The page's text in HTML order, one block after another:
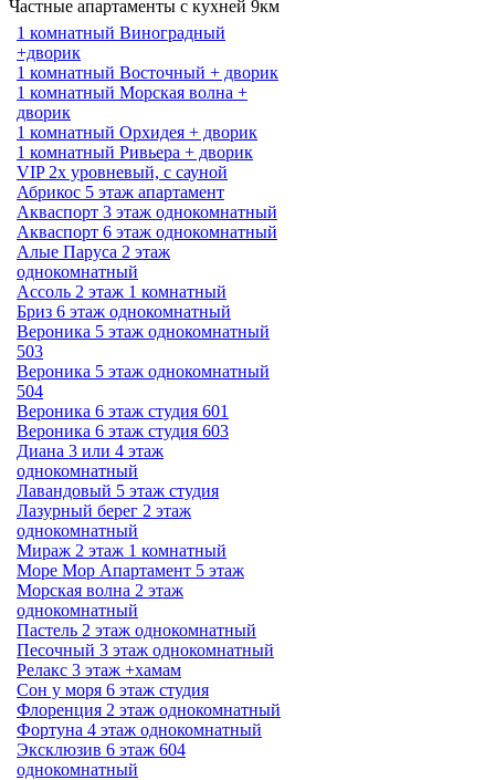
Частные апартаменты с кухней 9км
1 комнатный Виноградный
+дворик
1 комнатный Восточный + дворик
1 комнатный Морская волна +
дворик
1 комнатный Орхидея + дворик
1 комнатный Ривьера + дворик
VIP 2х уровневый, с сауной
Абрикос 5 этаж апартамент
Акваспорт 3 этаж однокомнатный
Акваспорт 6 этаж однокомнатный
Алые Паруса 2 этаж
однокомнатный
Ассоль 2 этаж 1 комнатный
Бриз 6 этаж однокомнатный
Вероника 5 этаж однокомнатный
503
Вероника 5 этаж однокомнатный
504
Вероника 6 этаж студия 601
Вероника 6 этаж студия 603
Диана 3 или 4 этаж
однокомнатный
Лавандовый 5 этаж студия
Лазурный берег 2 этаж
однокомнатный
Мираж 2 этаж 1 комнатный
Море Мор Апартамент 5 этаж
Морская волна 2 этаж
однокомнатный
Пастель 2 этаж однокомнатный
Песочный 3 этаж однокомнатный
Релакс 3 этаж +хамам
Сон у моря 6 этаж студия
Флоренция 2 этаж однокомнатный
Фортуна 4 этаж однокомнатный
Эксклюзив 6 этаж 604
однокомнатный